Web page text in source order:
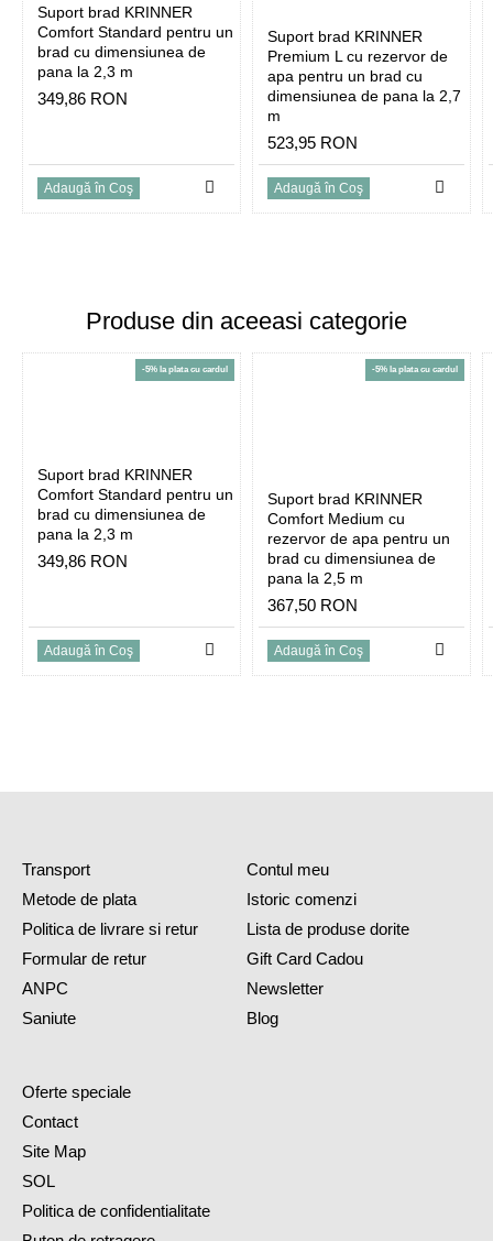
Suport brad KRINNER
Comfort Standard pentru un
brad cu dimensiunea de
pana la 2,3 m
349,86 RON
Adaugă în Coş
Suport brad KRINNER
Premium L cu rezervor de
apa pentru un brad cu
dimensiunea de pana la 2,7
m
523,95 RON
Adaugă în Coş
Produse din aceeasi categorie
-5% la plata cu cardul
Suport brad KRINNER
Comfort Standard pentru un
brad cu dimensiunea de
pana la 2,3 m
349,86 RON
Adaugă în Coş
-5% la plata cu cardul
Suport brad KRINNER
Comfort Medium cu
rezervor de apa pentru un
brad cu dimensiunea de
pana la 2,5 m
367,50 RON
Adaugă în Coş
Transport
Metode de plata
Politica de livrare si retur
Formular de retur
ANPC
Saniute
Contul meu
Istoric comenzi
Lista de produse dorite
Gift Card Cadou
Newsletter
Blog
Oferte speciale
Contact
Site Map
SOL
Politica de confidentialitate